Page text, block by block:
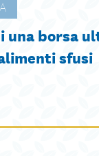
borsa
sfusi